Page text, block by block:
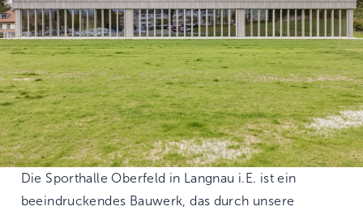
Die Sporthalle Oberfeld in Langnau i.E. ist ein
beeindruckendes Bauwerk, das durch unsere